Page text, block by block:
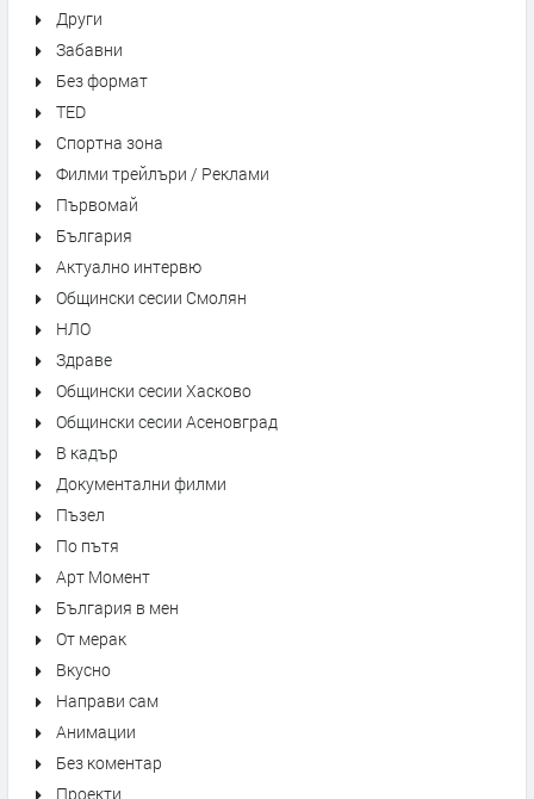
Други
Забавни
Без формат
TED
Спортна зона
Филми трейлъри / Реклами
Първомай
България
Актуално интервю
Общински сесии Смолян
НЛО
Здраве
Общински сесии Хасково
Общински сесии Асеновград
В кадър
Документални филми
Пъзел
По пътя
Арт Момент
България в мен
От мерак
Вкусно
Направи сам
Анимации
Без коментар
Проекти